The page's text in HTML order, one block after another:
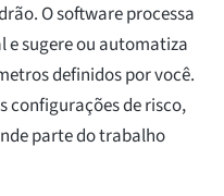
O software processa
e sugere ou automatiza
definidos por você.
configurações de risco,
parte do trabalho